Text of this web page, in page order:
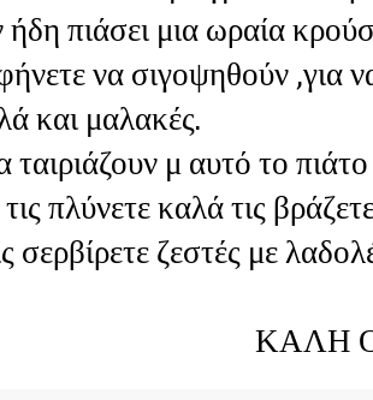
ήδη πιάσει μια ωραία
να σιγοψηθούν ,για
και μαλακές.
ταιριάζουν μ αυτό το
πλύνετε καλά τις
σερβίρετε ζεστές με